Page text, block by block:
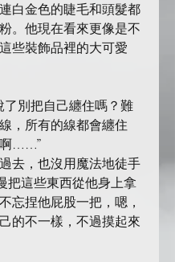
白金色的睫毛和頭髮都
。他現在看來更像是不
些裝飾品裡的大可愛
了別把自己纏住嗎？難
，所有的線都會纏住
……”
去，也沒用魔法地徒手
把這些東西從他身上拿
忘捏他屁股一把，嗯，
的不一樣，不過摸起來